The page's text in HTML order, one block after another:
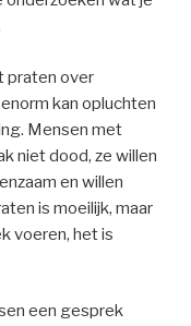
praten over
kan opluchten
Mensen met
niet dood, ze willen
en willen
is moeilijk, maar
voeren, het is
een gesprek